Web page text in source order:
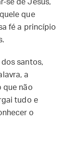
se de Jesus,
que
fé a princípio
santos,
a
que não
tudo e
o